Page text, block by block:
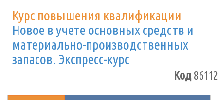
Курс повышения квалификации
Новое в учете основных средств и
материально-производственных
запасов. Экспресс-курс
Код86112